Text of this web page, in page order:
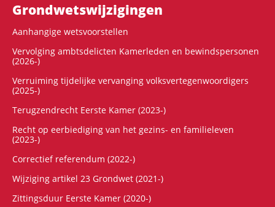
Grondwets­wijzigingen
Aanhangige wetsvoorstellen
Vervolging ambtsdelicten Kamerleden en bewindspersonen
(2026-)
Verruiming tijdelijke vervanging volksvertegenwoordigers
(2025-)
Terugzendrecht Eerste Kamer (2023-)
Recht op eerbiediging van het gezins- en familieleven
(2023-)
Correctief referendum (2022-)
Wijziging artikel 23 Grondwet (2021-)
Zittingsduur Eerste Kamer (2020-)